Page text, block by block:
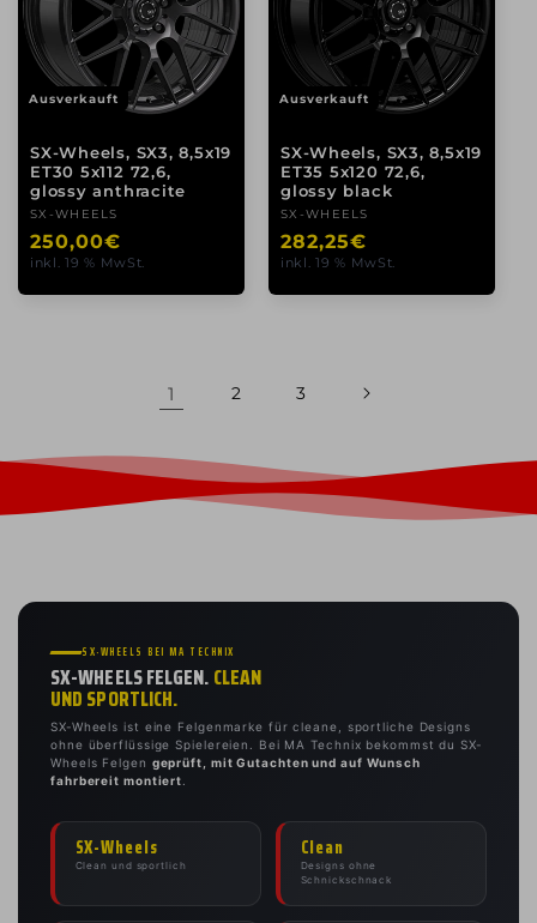
Ausverkauft
SX-Wheels, SX3, 8,5x19
ET30 5x112 72,6,
glossy anthracite
Anbieter:
SX-WHEELS
Normaler
Preis
250,00€
inkl. 19 % MwSt.
Ausverkauft
SX-Wheels, SX3, 8,5x19
ET35 5x120 72,6,
glossy black
Anbieter:
SX-WHEELS
Normaler
Preis
282,25€
inkl. 19 % MwSt.
1 2 3
SX-WHEELS BEI MA TECHNIX
SX-WHEELS FELGEN.CLEAN
UND SPORTLICH.
SX-Wheels ist eine Felgenmarke für cleane, sportliche Designs
ohne überflüssige Spielereien. Bei MA Technix bekommst du SX-
Wheels Felgen geprüft, mit Gutachten und auf Wunsch
fahrbereit montiert
SX-Wheels
Clean und sportlich
Clean
Designs ohne
Schnickschnack